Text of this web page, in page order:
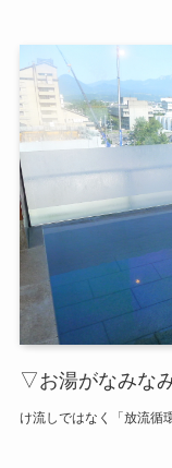
▽お湯がなみな
け流しではなく「放流循